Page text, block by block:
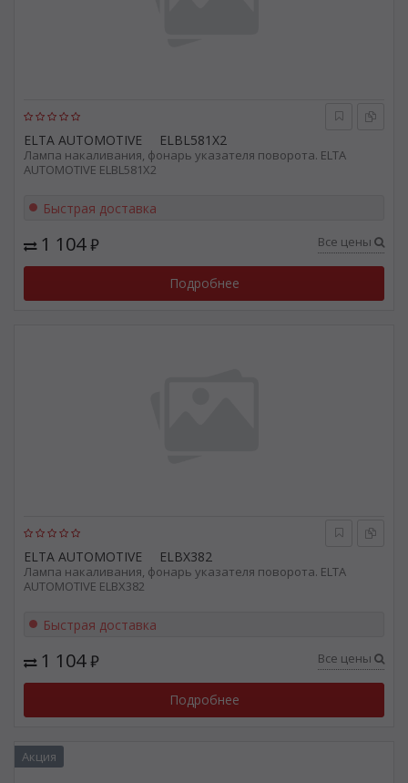
ELTA AUTOMOTIVE ELBL581X2
Лампа накаливания, фонарь указателя поворота. ELTA
AUTOMOTIVE ELBL581X2
Быстрая доставка
1 104₽ Все цены
Подробнее
ELTA AUTOMOTIVE ELBX382
Лампа накаливания, фонарь указателя поворота. ELTA
AUTOMOTIVE ELBX382
Быстрая доставка
1 104₽ Все цены
Подробнее
Акция